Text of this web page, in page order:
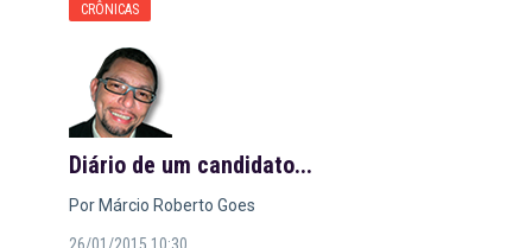
CRÔNICAS
Diário de um candidato...
Por Márcio Roberto Goes